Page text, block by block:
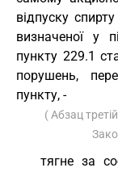
відпуску
визначеної у
пункту 229.1
порушень,
пункту, -
( Абзац
тягне за